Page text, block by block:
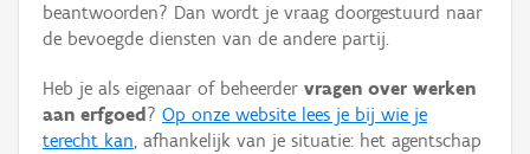
Persoon of collectief
Hergebruik
beantwoorden? Dan wordt je vraag doorgestuurd naar
de bevoegde diensten van de andere partij.
Heb je als eigenaar of beheerder vragen over werken
aan erfgoed ? Op onze website lees je bij wie je
terecht kan, afhankelijk van je situatie: het agentschap